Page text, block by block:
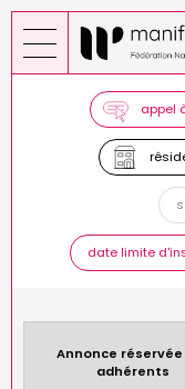
Aller
au
contenu
appel
date limite
Annonce réservée
adhérents